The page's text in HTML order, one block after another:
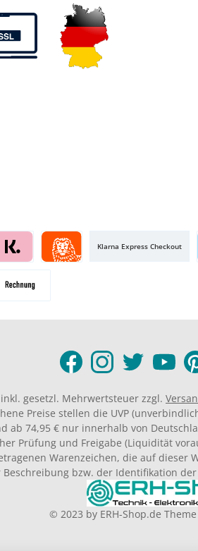
Klarna Express Checkout
gesetzl. Mehrwertsteuer zzgl.
Preise stellen die UVP
ab 74,95 € nur innerhalb von
Prüfung und Freigabe (Liquidität
Warenzeichen, die auf
bzw. der Identifikation
© 2023 by ERH-Shop.de